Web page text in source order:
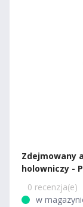
Zdejmowany
holowniczy -
0 recenzja(e)
w